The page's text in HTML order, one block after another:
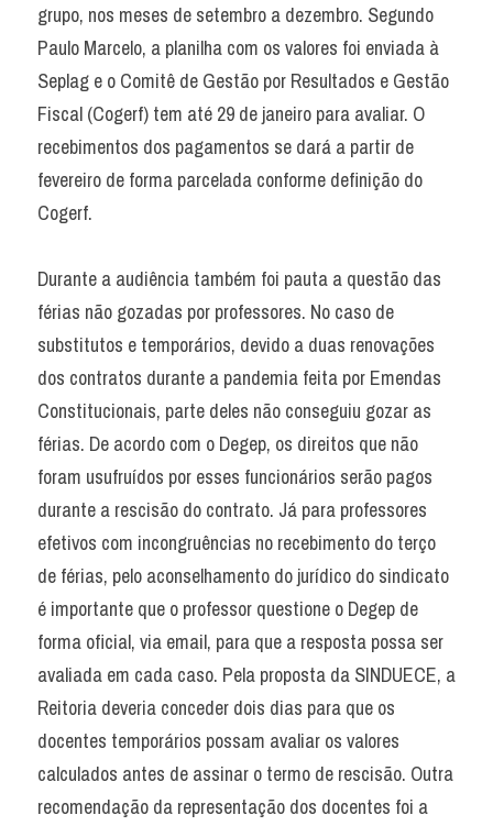
grupo, nos meses de setembro a dezembro. Segundo
Paulo Marcelo, a planilha com os valores foi enviada à
Seplag e o Comitê de Gestão por Resultados e Gestão
Fiscal (Cogerf) tem até 29 de janeiro para avaliar. O
recebimentos dos pagamentos se dará a partir de
fevereiro de forma parcelada conforme definição do
Cogerf.
Durante a audiência também foi pauta a questão das
férias não gozadas por professores. No caso de
substitutos e temporários, devido a duas renovações
dos contratos durante a pandemia feita por Emendas
Constitucionais, parte deles não conseguiu gozar as
férias. De acordo com o Degep, os direitos que não
foram usufruídos por esses funcionários serão pagos
durante a rescisão do contrato. Já para professores
efetivos com incongruências no recebimento do terço
de férias, pelo aconselhamento do jurídico do sindicato
é importante que o professor questione o Degep de
forma oficial, via email, para que a resposta possa ser
avaliada em cada caso. Pela proposta da SINDUECE, a
Reitoria deveria conceder dois dias para que os
docentes temporários possam avaliar os valores
calculados antes de assinar o termo de rescisão. Outra
recomendação da representação dos docentes foi a